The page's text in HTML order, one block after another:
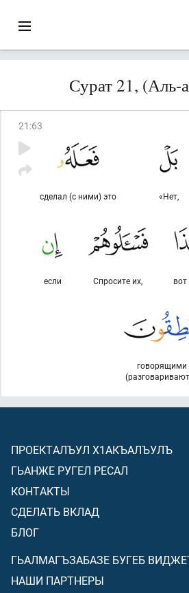
Сурат 21, (Аль-
21 :63
«Нет,
сделал (с ними) это
вот
Спросите их,
если
говорящими
ПРОЕКТАЛЪУЛ Х1АКЪАЛЪУЛЪ
ГЬАНЖЕ РУГЕЛ РЕСАЛ
КОНТАКТЫ
СДЕЛАТЬ ВКЛАД
БЛОГ
ГЬАЛМАГЪЗАБАЗЕ БУГЕБ
НАШИ ПАРТНЕРЫ